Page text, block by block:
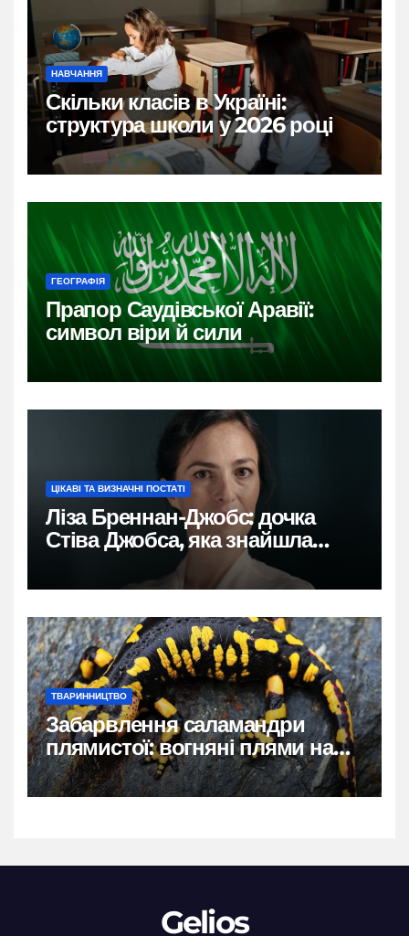
НАВЧАННЯ
Скільки класів в Україні:
структура школи у 2026 році
ГЕОГРАФІЯ
Прапор Саудівської Аравії:
символ віри й сили
ЦІКАВІ ТА ВИЗНАЧНІ ПОСТАТІ
Ліза Бреннан-Джобс: дочка
Стіва Джобса, яка знайшла
власний голос
ТВАРИННИЦТВО
Забарвлення саламандри
плямистої: вогняні плями на
чорному тлі
Gelios